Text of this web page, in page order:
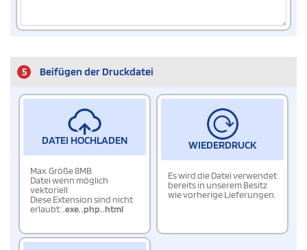
5 Beifügen der Druckdatei
DATEI HOCHLADEN
Max. Größe 8MB
Datei wenn möglich
vektoriell
Diese Extension sind nicht
erlaubt:.exe,.php,.html
WIEDERDRUCK
Es wird die Datei verwendet
bereits in unserem Besitz
wie vorherige Lieferungen.